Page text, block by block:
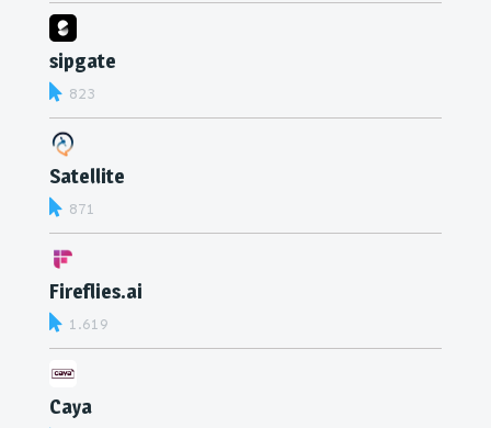
sipgate
823
Satellite
871
Fireflies.ai
1.619
Caya